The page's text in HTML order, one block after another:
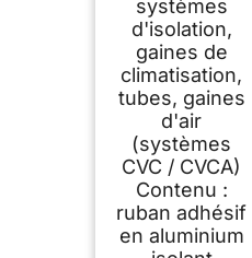
systèmes
d'isolation,
gaines de
climatisation,
tubes, gaines
d'air
(systèmes
CVC / CVCA)
Contenu :
ruban adhésif
en aluminium